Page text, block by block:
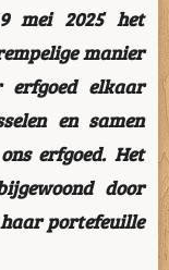
mei 2025 het
manier
elkaar
en samen
erfgoed. Het
door
portefeuille